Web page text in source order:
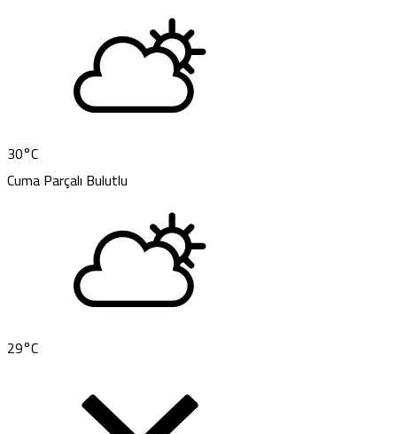
30°C
CumaParçalı Bulutlu
29°C